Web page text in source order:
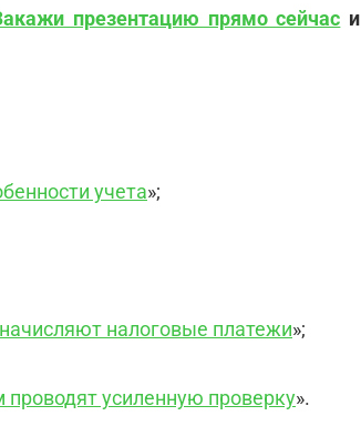
презентацию прямо сейчас и
учета»;
налоговые платежи»;
усиленную проверку».